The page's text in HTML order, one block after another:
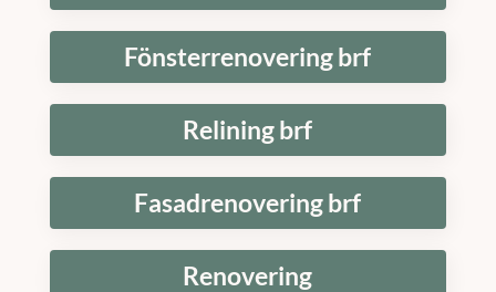
Fönsterrenovering brf
Relining brf
Fasadrenovering brf
Renovering